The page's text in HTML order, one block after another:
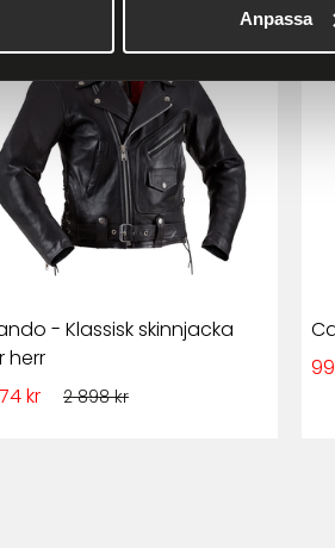
Anpassa
- Klassisk skinnjacka
herr
kr
2 898 kr
33